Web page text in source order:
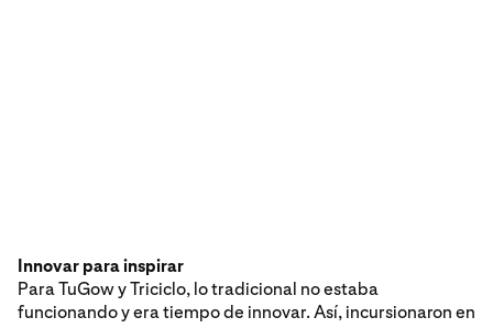
Innovar para inspirar
Para TuGow y Triciclo, lo tradicional no estaba
funcionando y era tiempo de innovar. Así, incursionaron en